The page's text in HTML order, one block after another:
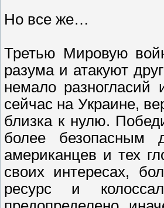
Но все же…
Третью Мировую
разума и атакуют
немало разногласий
сейчас на Украине,
близка к нулю.
более безопасным
американцев и тех
своих интересах,
ресурс и